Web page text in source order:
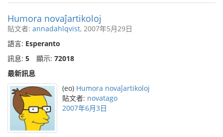
Humora novaĵartikoloj
貼文者: annadahlqvist, 2007年5月29日
語言: Esperanto
訊息: 5 顯示: 72018
最新訊息
(eo) Humora novaĵartikoloj
貼文者: novatago
2007年6月3日